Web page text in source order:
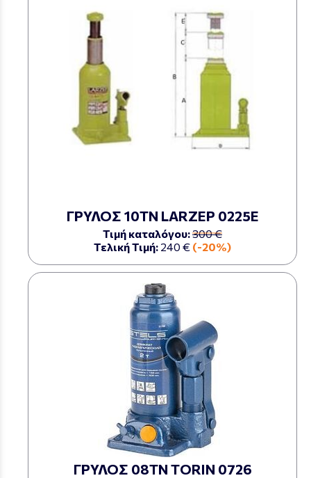
ΓΡΥΛΟΣ 10ΤΝ LARZEP 0225Ε
Τιμή καταλόγου:300 €
Τελική Τιμή: 240 € (-20%)
ΓΡΥΛΟΣ 08ΤΝ TORIN 0726